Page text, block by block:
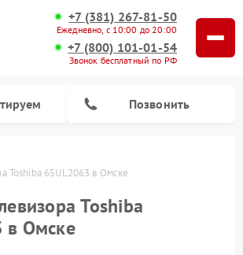
+7 (381) 267-81-50
Ежедневно, с 10:00 до 20:00
+7 (800) 101-01-54
Звонок бесплатный по РФ
Позвонить
Toshiba 65UL2063 в Омске
Toshiba
в Омске